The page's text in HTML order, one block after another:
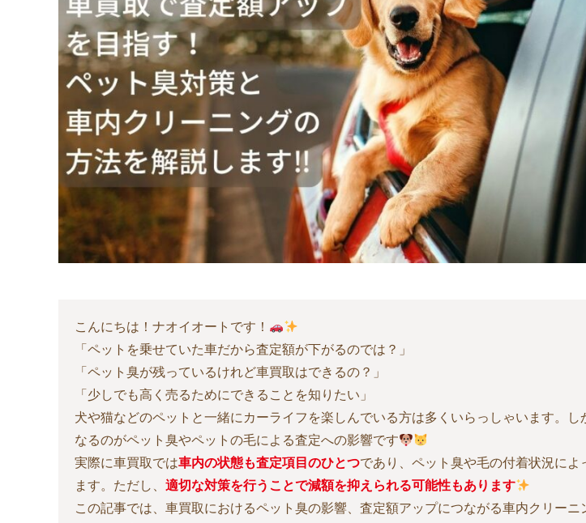
こんにちは！ナオイオートです！
「ペットを乗せていた車だから査定額が下がるのでは？」
「ペット臭が残っているけれど車買取はできるの？」
「少しでも高く売るためにできることを知りたい」
犬や猫などのペットと一緒にカーライフを楽しんでいる方は多くいらっしゃいます。
なるのがペット臭やペットの毛による査定への影響です
実際に車買取では車内の状態も査定項目のひとつであり、ペット臭や毛の付着状況によ
ます。ただし、 適切な対策を行うことで減額を抑えられる可能性もあります
この記事では、車買取におけるペット臭の影響、査定額アップにつながる車内クリー